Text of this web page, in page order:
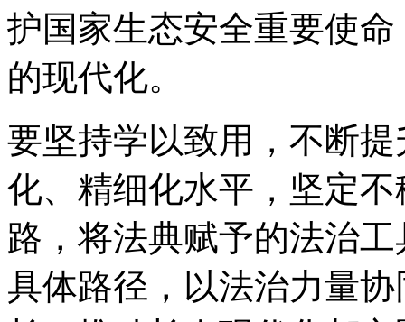
护国家生态安全重要使
的现代化。
要坚持学以致用，不断
化、精细化水平，坚定
路，将法典赋予的法治
具体路径，以法治力量